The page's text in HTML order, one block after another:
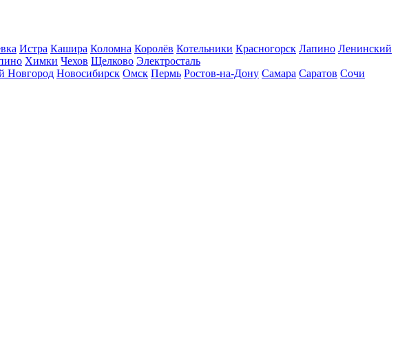
Истра Кашира Коломна Королёв Котельники Красногорск Лапино Ленинский
Химки Чехов Щелково Электросталь
Новгород Новосибирск Омск Пермь Ростов-на-Дону Самара Саратов Сочи